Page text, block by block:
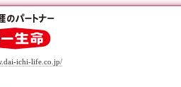
ichi-life.co.jp/